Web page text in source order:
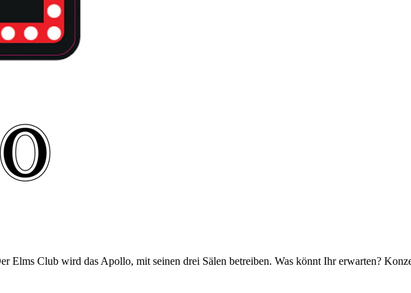
Club wird das Apollo, mit seinen drei Sälen betreiben. Was könnt Ihr erwarten?